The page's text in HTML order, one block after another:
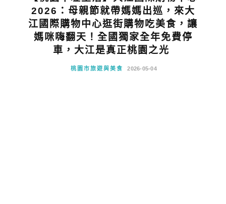
2026：母親節就帶媽媽出巡，來大
江國際購物中心逛街購物吃美食，讓
媽咪嗨翻天！全國獨家全年免費停
車，大江是真正桃園之光
桃園市旅遊與美食 2026-05-04